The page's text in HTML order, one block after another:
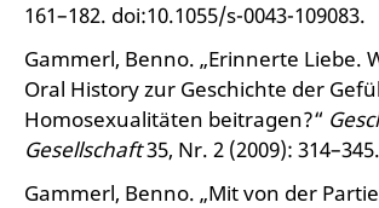
161–182. doi:10.1055/s-0043-109083.
Gammerl, Benno. „Erinnerte Liebe.
Oral History zur Geschichte der
Homosexualitäten beitragen?“
Gesellschaft35, Nr. 2 (2009): 314–345.
Gammerl, Benno. „Mit von der